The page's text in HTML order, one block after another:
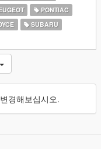
PONTIAC
SUBARU
경해보십시오.